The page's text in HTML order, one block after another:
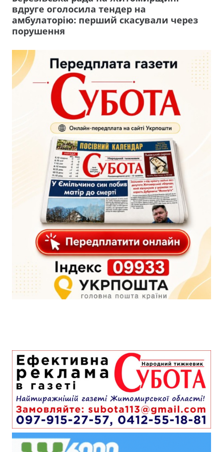
вдруге оголосила тендер на
амбулаторію: перший скасували через
порушення